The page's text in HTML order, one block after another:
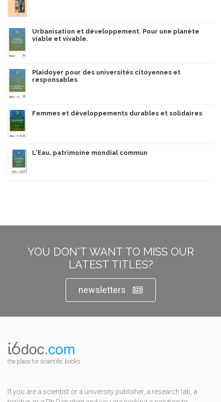
Urbanisation et développement. Pour une planète
viable et vivable.
Plaidoyer pour des universités citoyennes et
responsables
Femmes et développements durables et solidaires
L'Eau, patrimoine mondial commun
YOU DON'T WANT TO MISS OUR
LATEST TITLES?
newsletters
the place for scientific books
If you are a scientist or a university publisher, a research lab, a